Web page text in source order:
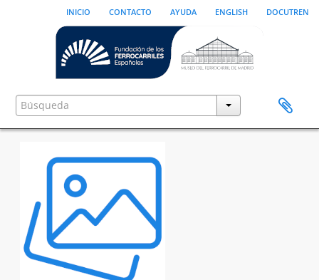
inicio contacto ayuda english docutren